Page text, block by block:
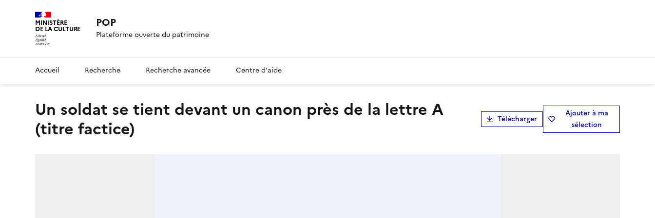
MINISTÈRE
DE LA CULTURE POP
Plateforme ouverte du patrimoine
Accueil Recherche Recherche avancée Centre d'aide
Un soldat se tient devant un canon près de la lettre A
(titre factice)
Télécharger
Ajouter à ma
sélection